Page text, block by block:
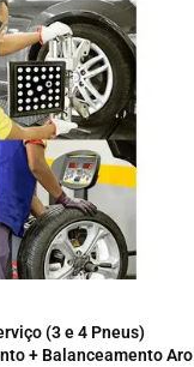
(3 e 4 Pneus)
+ Balanceamento Aro